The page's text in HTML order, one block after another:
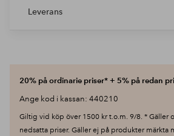
Leverans
20% på ordinarie priser* + 5% på redan
Ange kod i kassan: 440210
Giltig vid köp över 1500 kr t.o.m. 9/8. * Gäller
nedsatta priser. Gäller ej på produkter märkta